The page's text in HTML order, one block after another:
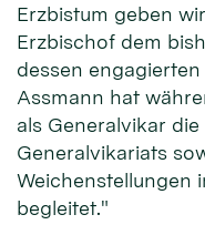
Erzbistum geben
Erzbischof dem
dessen
Assmann hat
als Generalvikar
Generalvikariats
Weichenstellungen
begleitet."